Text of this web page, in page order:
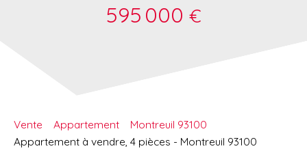
595 000 €
Vente Appartement
Montreuil 93100
Appartement à vendre, 4 pièces - Montreuil 93100